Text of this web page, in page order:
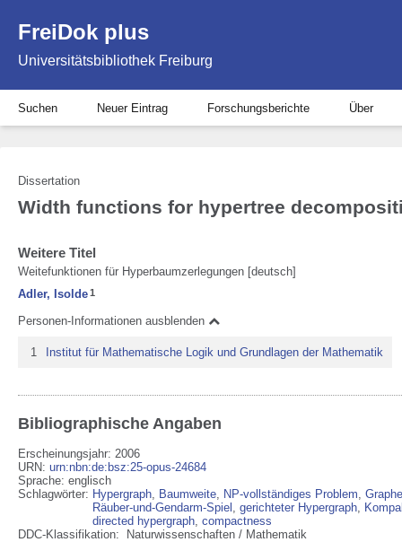
FreiDok plus
Universitätsbibliothek Freiburg
Suchen Neuer Eintrag Forschungsberichte Über
Dissertation
Width functions for hypertree
Weitere Titel
Weitefunktionen für Hyperbaumzerlegungen [deutsch]
Adler, Isolde1
Personen-Informationen ausblenden
1 Institut für Mathematische Logik und Grundlagen der Mathematik
Bibliographische Angaben
Erscheinungsjahr: 2006
URN: urn:nbn:de:bsz:25-opus-24684
Sprache: englisch
Schlagwörter: Hypergraph, Baumweite, NP-vollständiges Problem,
Räuber-und-Gendarm-Spiel , gerichteter Hypergraph,
directed hypergraph, compactness
DDC-Klassifikation:
Naturwissenschaften / Mathematik